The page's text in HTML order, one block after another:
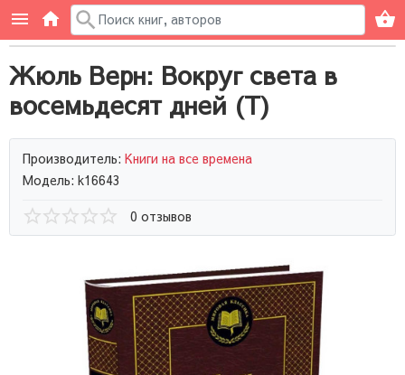
Жюль Верн: Вокруг света в
восемьдесят дней (Т)
Производитель: Книги на все времена
Модель: k16643
0 отзывов